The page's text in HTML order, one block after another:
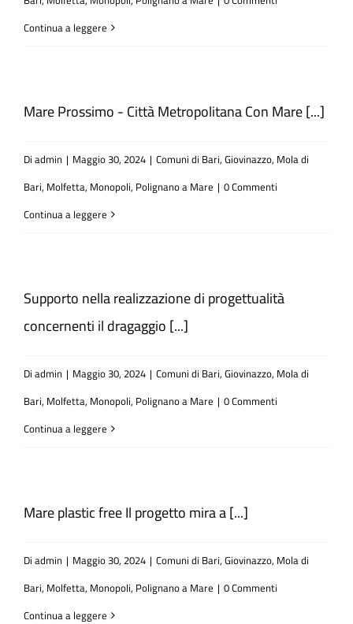
Atti e Docunenti
Progetti
Continua a leggere
Mare Prossimo - Città Metropolitana Con Mare [...]
Di admin | Maggio 30, 2024 | Comuni di Bari, Giovinazzo, Mola di
Bari, Molfetta, Monopoli, Polignano a Mare | 0 Commenti
Continua a leggere
Supporto nella realizzazione di progettualità
concernenti il dragaggio [...]
Di admin | Maggio 30, 2024 | Comuni di Bari, Giovinazzo, Mola di
Bari, Molfetta, Monopoli, Polignano a Mare | 0 Commenti
Continua a leggere
Mare plastic free Il progetto mira a [...]
Di admin | Maggio 30, 2024 | Comuni di Bari, Giovinazzo, Mola di
Bari, Molfetta, Monopoli, Polignano a Mare | 0 Commenti
Continua a leggere